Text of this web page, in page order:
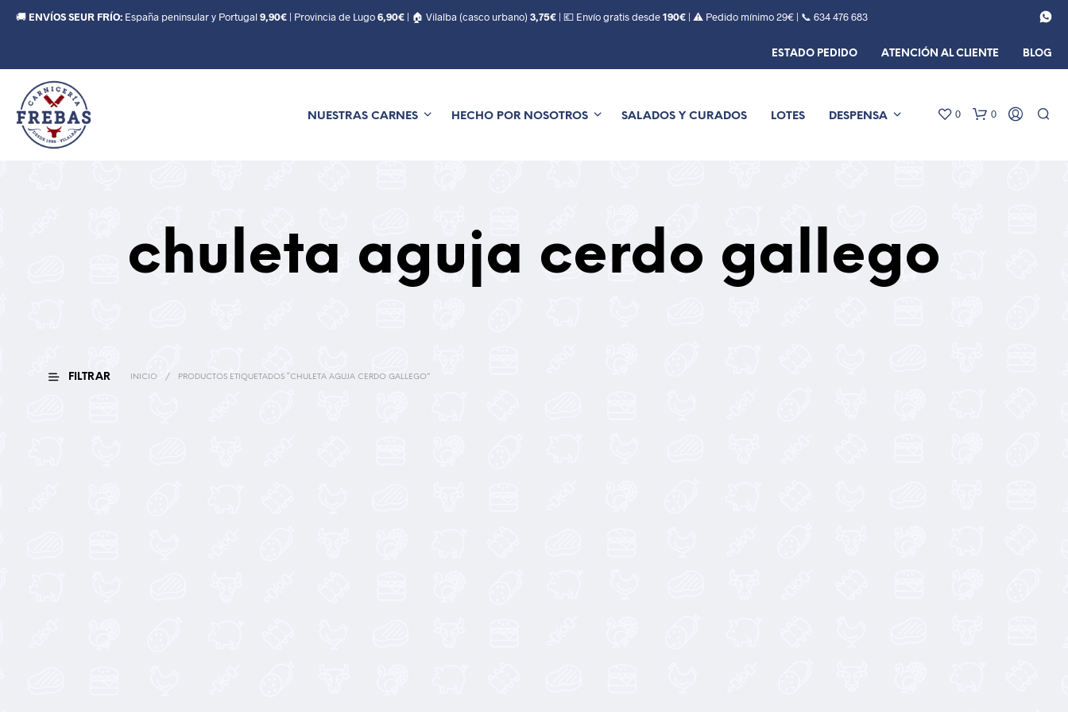
🚚 ENVÍOS SEUR FRÍO: España peninsular y Portugal9,90€ | Provincia de Lugo6,90€ | 🏠 Vilalba (casco urbano) 3,75€ | 💶 Envío gratis desde190€ | ⚠️ Pedido mínimo 29€ | 📞 634 476 683
ESTADO PEDIDO ATENCIÓN AL CLIENTE BLOG
NUESTRAS CARNES HECHO POR NOSOTROS SALADOS Y CURADOS LOTES DESPENSA 0 0
chuleta aguja cerdo gallego
FILTRAR INICIO / PRODUCTOS ETIQUETADOS “CHULETA AGUJA CERDO GALLEGO”